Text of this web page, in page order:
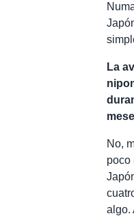
La
No,
poco
algo.